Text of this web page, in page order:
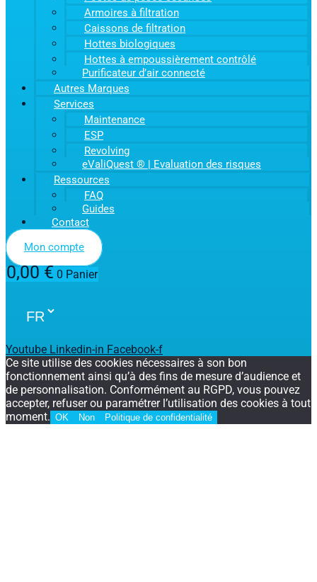
Armoires à filtration
Caissons de filtration
Hottes biologiques
Hottes à empoussièrement contrôlé
Purificateur d’air connecté
Autres Marques
Services
Maintenance
ESP
Revolving
eValiQuest ® | Evaluation des risques
Ressources
FAQ
Guides
Contact
Mon compte
0,00€ 0 Panier
Youtube Linkedin-in Facebook-f
Ce site utilise des cookies nécessaires à son bon
fonctionnement ainsi qu’à des fins de mesure d’audience et
de personnalisation. Conformément au RGPD, vous pouvez
accepter, refuser ou paramétrer l’utilisation des cookies à tout
moment. OK Non Politique de confidentialité